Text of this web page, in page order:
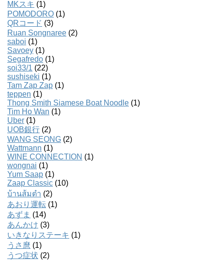
MKスキ (1)
POMODORO (1)
QRコード (3)
Ruan Songnaree (2)
saboi (1)
Savoey (1)
Segafredo (1)
soi33/1 (22)
sushiseki (1)
Tam Zap Zap (1)
teppen (1)
Thong Smith Siamese Boat Noodle (1)
Tim Ho Wan (1)
Uber (1)
UOB銀行 (2)
WANG SEONG (2)
Wattmann (1)
WINE CONNECTION (1)
wongnai (1)
Yum Saap (1)
Zaap Classic (10)
บ้านส้มตํา (2)
あおり運転 (1)
あずま (14)
あんかけ (3)
いきなりステーキ (1)
うさ麿 (1)
うつ症状 (2)